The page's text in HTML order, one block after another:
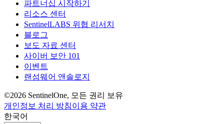
파트너십 시작하기
리소스 센터
SentinelLABS 위협 리서치
블로그
보도 자료 센터
사이버 보안 101
이벤트
랜섬웨어 앤솔로지
©2026 SentinelOne, 모든 권리 보유
개인정보 처리 방침이용 약관
한국어